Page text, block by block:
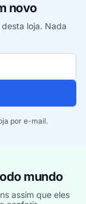
novo
loja. Nada
por e-mail.
mundo
assim que eles